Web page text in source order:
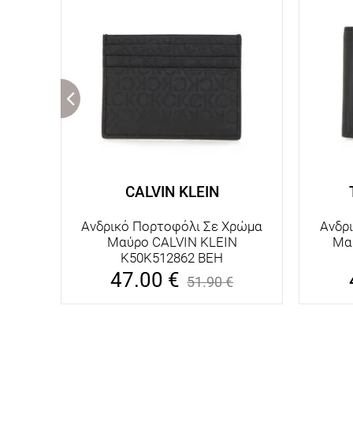
CALVIN KLEIN
Ανδρικό Πορτοφόλι Σε Χρώμα
Μαύρο CALVIN KLEIN
K50K512862 BEH
47.00 € 51.90€